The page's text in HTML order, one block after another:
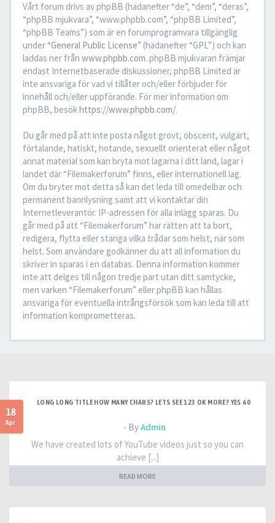
Vårt forum drivs av phpBB (hädanefter “de”, “dem”, “deras”,
“phpBB mjukvara”, “www.phpbb.com”, “phpBB Limited”,
“phpBB Teams”) som är en forumprogramvara tillgänglig
under “General Public License” (hädanefter “GPL”) och kan
laddas ner från www.phpbb.com. phpBB mjukvaran främjar
endast Internetbaserade diskussioner, phpBB Limited är
inte ansvariga för vad vi tillåter och/eller förbjuder för
innehåll och/eller uppförande. För mer information om
phpBB, besökhttps://www.phpbb.com/.
Du går med på att inte posta något grovt, obscent, vulgärt,
förtalande, hatiskt, hotande, sexuellt orienterat eller något
annat material som kan bryta mot lagarna i ditt land, lagar i
landet där “Filemakerforum” finns, eller internationell lag.
Om du bryter mot detta så kan det leda till omedelbar och
permanent bannlysning samt att vi kontaktar din
Internetleverantör. IP-adressen för alla inlägg sparas. Du
går med på att “Filemakerforum” har rätten att ta bort,
redigera, flytta eller stänga vilka trådar som helst, när som
helst. Som användare godkänner du att all information du
skriver in sparas i en databas. Denna information kommer
inte att delges till någon tredje part utan ditt samtycke,
men varken “Filemakerforum” eller phpBB kan hållas
ansvariga för eventuella intrångsförsök som kan leda till att
information komprometteras.
18
Apr
LONG LONG TITLE HOW MANY CHARS? LETS SEE 123 OK MORE? YES 60
- ByAdmin
We have created lots of YouTube videos just so you can
achieve [...]
READ MORE